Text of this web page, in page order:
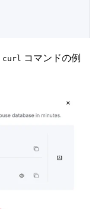
curl コマンドの例